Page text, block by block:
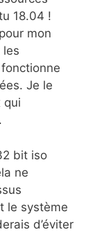
18.04 !
mon
les
Je le
qui
bit iso
ne
le système
d’éviter